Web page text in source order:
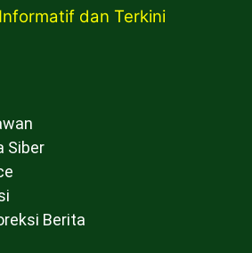
dan Terkini
Siber
Berita